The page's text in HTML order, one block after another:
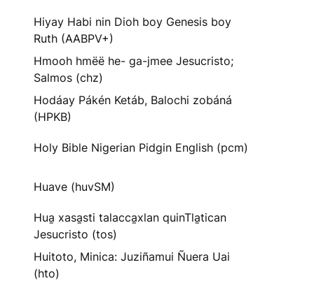
Hiyay Habi nin Dioh boy Genesis boy
Ruth (AABPV+)
Hmooh hmëë he- ga-jmee Jesucristo;
Salmos (chz)
Hodáay Pákén Ketáb, Balochi zobáná
(HPKB)
Holy Bible Nigerian Pidgin English (pcm)
Huave (huvSM)
Hua̱ xasa̱sti talacca̱xlan quinTla̱tican
Jesucristo (tos)
Huitoto, Minica: Juziñamui Ñuera Uai
(hto)